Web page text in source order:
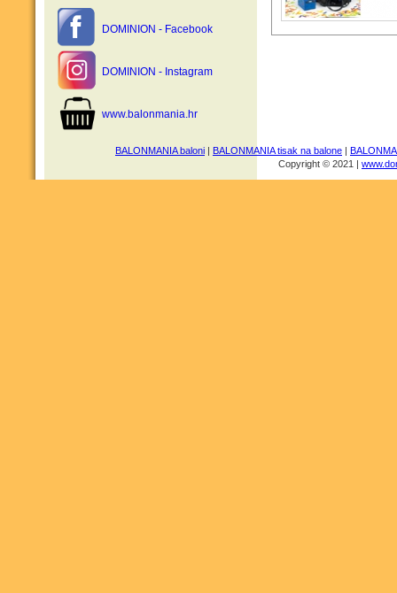
DOMINION - Facebook
DOMINION - Instagram
www.balonmania.hr
BALONMANIA baloni | BALONMANIA tisak na balone |
Copyright © 2021 |